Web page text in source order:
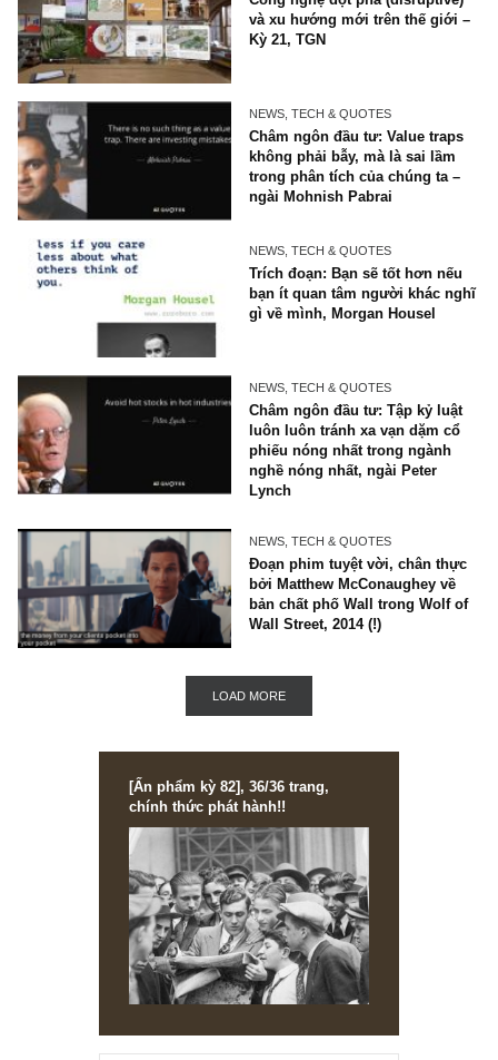
cao 1635 đổi được những
ngài Charles Mackay (!)
Trích đoạn: Tư duy đầu cơ
timing sai lầm – chờ về một
giá tròn trĩnh nào đó (!)
NEWS, TECH & QUOTES
Công nghệ đột phá
và xu hướng mới trên thế
Kỳ 21, TGN
NEWS, TECH & QUOTES
Châm ngôn đầu tư: Value
không phải bẫy, mà là sai
trong phân tích của chúng
ngài Mohnish Pabrai
NEWS, TECH & QUOTES
Trích đoạn: Bạn sẽ tốt hơn
bạn ít quan tâm người khác
gì về mình, Morgan Housel
NEWS, TECH & QUOTES
luôn luôn tránh xa vạn dặm
nghề nóng nhất, ngài Peter
Lynch
NEWS, TECH & QUOTES
Đoạn phim tuyệt vời, chân
bởi Matthew McConaughey
bản chất phố Wall trong
Wall Street, 2014 (!)